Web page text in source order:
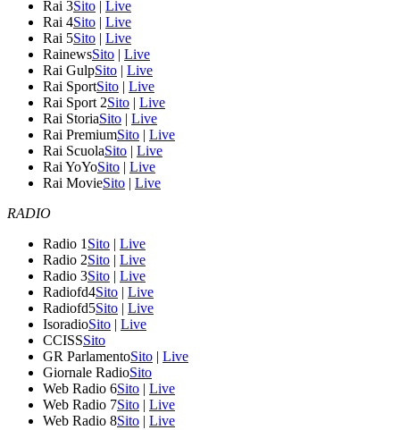
Rai 3Sito | Live
Rai 4Sito | Live
Rai 5Sito | Live
RainewsSito | Live
Rai GulpSito | Live
Rai SportSito | Live
Rai Sport 2Sito | Live
Rai StoriaSito | Live
Rai PremiumSito | Live
Rai ScuolaSito | Live
Rai YoYoSito | Live
Rai MovieSito | Live
RADIO
Radio 1 Sito | Live
Radio 2Sito | Live
Radio 3Sito | Live
Radiofd4Sito | Live
Radiofd5Sito | Live
IsoradioSito | Live
CCISSSito
GR ParlamentoSito | Live
Giornale RadioSito
Web Radio 6Sito | Live
Web Radio 7Sito | Live
Web Radio 8Sito | Live